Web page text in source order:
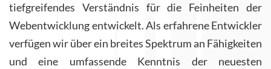
tiefgreifendes Verständnis für die Feinheiten der
Webentwicklung entwickelt. Als erfahrene Entwickler
verfügen wir über ein breites Spektrum an Fähigkeiten
und eine umfassende Kenntnis der neuesten